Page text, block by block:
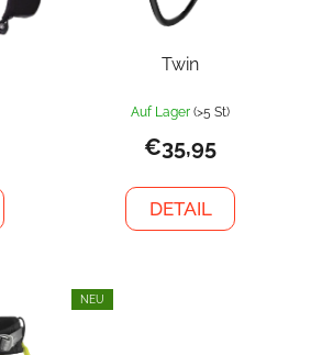
Twin
Auf Lager (>5 St)
€35,95
DETAIL
NEU